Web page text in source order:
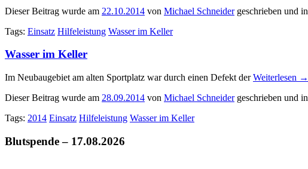
Dieser Beitrag wurde am 22.10.2014 von Michael Schneidergeschrieben und in
Tags: Einsatz Hilfeleistung Wasser im Keller
Wasser im Keller
Im Neubaugebiet am alten Sportplatz war durch einen Defekt derWeiterlesen →
Dieser Beitrag wurde am 28.09.2014 von Michael Schneidergeschrieben und in
Tags: 2014 Einsatz Hilfeleistung Wasser im Keller
Blutspende – 17.08.2026